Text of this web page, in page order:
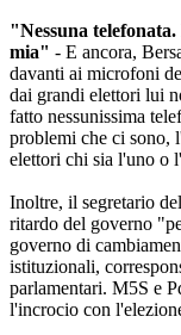
"Nessuna
mia" - E ancora,
davanti ai microfoni
dai grandi elettori lui
fatto nessunissima
problemi che ci sono,
elettori chi sia l'uno o
Inoltre, il segretario
ritardo del governo
governo di
istituzionali,
parlamentari. M5S e
l'incrocio con